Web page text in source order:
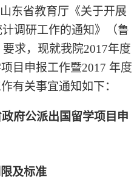
东省教育厅《关于开展
调研工作的通知》（鲁
求，现就我院2017年度
目申报工作暨2017 年度
有关事宜通知如下：
府公派出国留学项目申
及标准